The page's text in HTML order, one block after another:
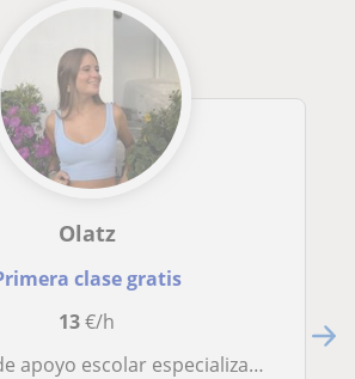
Olatz
clase gratis
13€/h
en clases para niños/as de manera presencial de Euskera, Mate, Lengua o Inglés